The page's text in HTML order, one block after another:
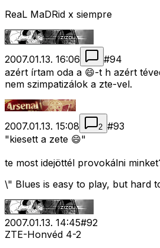
ReaL MaDRid x siempre
2007.01.13. 16:06 #94
azért írtam oda a 😄-t h azért
nem szimpatizálok a zte-vel.
2007.01.13. 15:08 2 #93
"kiesett a zete 😄"
te most idejöttél provokálni
\" Blues is easy to play, but hard
2007.01.13. 14:45#92
ZTE-Honvéd 4-2